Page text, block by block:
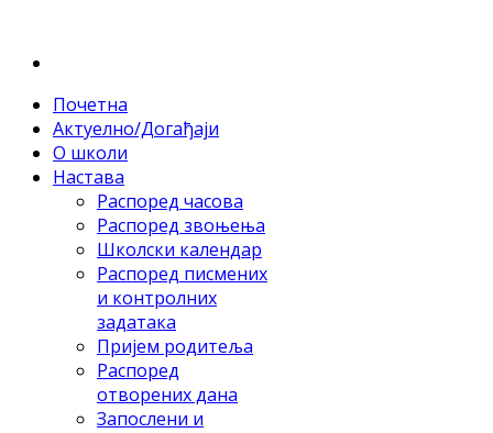
Почетна
Актуелно/Догађаји
О школи
Настава
Распоред часова
Распоред звоњења
Школски календар
Распоред писмених
и контролних
задатака
Пријем родитеља
Распоред
отворених дана
Запослени и